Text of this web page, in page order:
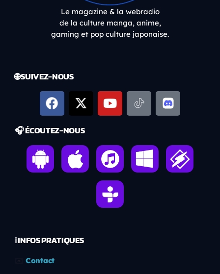
Le magazine & la webradio
de la culture manga, anime,
gaming et pop culture japonaise.
🌐 SUIVEZ-NOUS
🎧 ÉCOUTEZ-NOUS
ℹ️ INFOS PRATIQUES
Contact